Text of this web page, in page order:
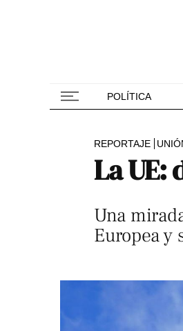
POLÍTICA
REPORTAJE
La UE:
Una
Europea y